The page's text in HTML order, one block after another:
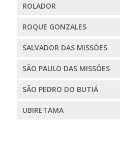
ROLADOR
ROQUE GONZALES
SALVADOR DAS MISSÕES
SÃO PAULO DAS MISSÕES
SÃO PEDRO DO BUTIÁ
UBIRETAMA